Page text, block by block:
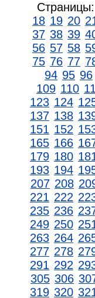
Страницы:
18 19 20
37 38 39
56 57 58
75 76 77
94 95 96
109 110
123 124
137 138
151 152
165 166
179 180
193 194
207 208
221 222
235 236
249 250
263 264
277 278
291 292
305 306
319 320